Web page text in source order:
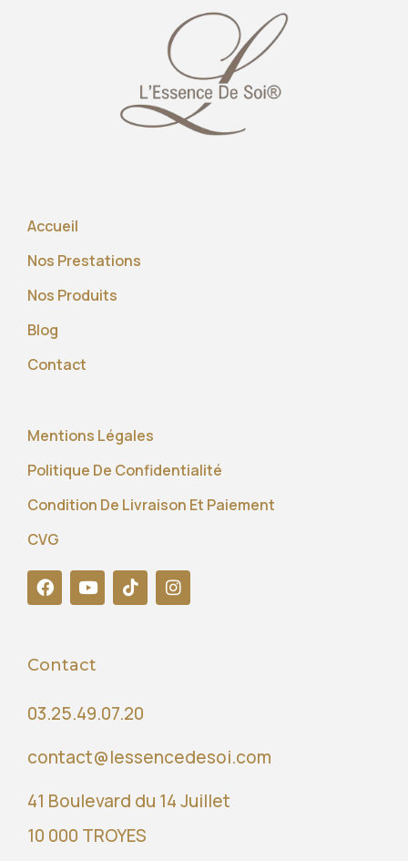
Accueil
Nos Prestations
Nos Produits
Blog
Contact
Mentions Légales
Politique De Confidentialité
Condition De Livraison Et Paiement
CVG
Contact
03.25.49.07.20
contact@lessencedesoi.com
41 Boulevard du 14 Juillet
10 000 TROYES